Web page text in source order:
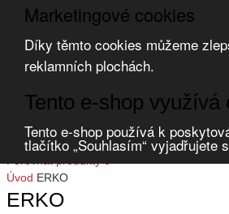
Marketingové cookies
Díky těmto cookies můžeme
reklamních plochách.
Tento e-shop využívá
Tento e-shop používá k
tlačítko „Souhlasím“
Zvolte měnu:
Přihlásit uživatele
Úvod ERKO
ERKO